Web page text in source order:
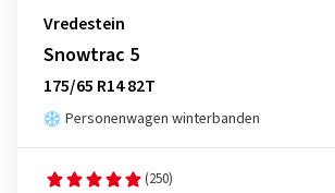
Vredestein
Snowtrac 5
175/65 R14 82T
Personenwagen winterbanden
(250)